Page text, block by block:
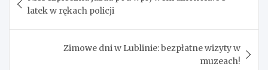
wpisu
latek w rękach policji
Zimowe dni w Lublinie: bezpłatne wizyty w
muzeach!